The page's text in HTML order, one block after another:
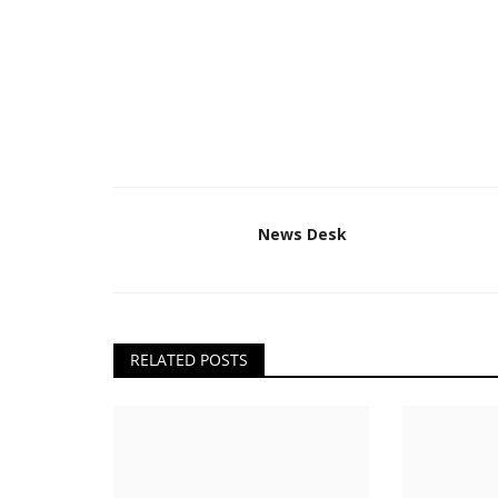
News Desk
RELATED POSTS